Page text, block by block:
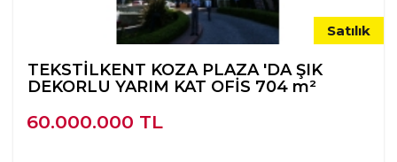
Satılık
TEKSTİLKENT KOZA PLAZA 'DA ŞIK
DEKORLU YARIM KAT OFİS 704 m²
60.000.000 TL